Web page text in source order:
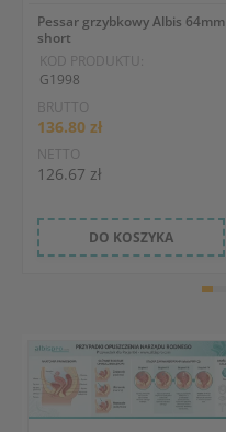
Pessar grzybkowy Albis 64mm
short
KOD PRODUKTU:
G1998
BRUTTO
136.80 zł
NETTO
126.67 zł
DO KOSZYKA